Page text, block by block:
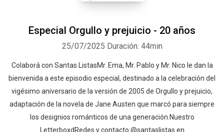
Especial Orgullo y prejuicio - 20 años
25/07/2025 Duración: 44min
⁠Colaborá con Santas Listas⁠⁠⁠⁠⁠⁠⁠⁠⁠⁠⁠Mr. Ema, Mr. Pablo y Mr. Nico le dan la
bienvenida a este episodio especial, destinado a la celebración del
vigésimo aniversario de la versión de 2005 de Orgullo y prejuicio,
adaptación de la novela de Jane Austen que marcó para siempre
los designios románticos de una generación.⁠⁠⁠⁠⁠⁠⁠⁠⁠⁠⁠⁠⁠⁠⁠⁠⁠⁠⁠⁠⁠⁠⁠⁠⁠⁠Nuestro
Letterboxd⁠⁠⁠⁠⁠⁠⁠⁠⁠⁠⁠⁠⁠⁠⁠⁠⁠⁠⁠⁠⁠⁠⁠⁠⁠⁠⁠⁠⁠⁠⁠⁠⁠Redes y contacto:⁠⁠⁠⁠⁠⁠⁠⁠⁠⁠⁠⁠⁠⁠⁠⁠⁠⁠⁠⁠⁠⁠⁠⁠⁠⁠⁠⁠⁠⁠⁠⁠⁠@santaslistas⁠⁠⁠⁠⁠⁠⁠⁠⁠⁠⁠⁠⁠⁠⁠⁠⁠⁠⁠⁠⁠⁠⁠⁠⁠⁠⁠⁠⁠⁠⁠⁠⁠ en